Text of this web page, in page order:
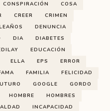
CONSPIRACIÓN
COSA
CREER
CRIMEN
DENUNCIA
DIA
DIABETES
EDUCACIÓN
ELLA EPS
ERROR
FAMILIA
FELICIDAD
GOOGLE
GORDO
HOMBRE
HOMBRES
INCAPACIDAD